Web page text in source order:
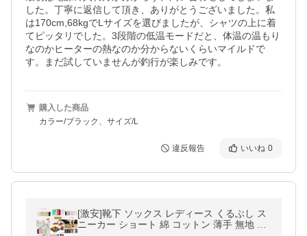
した。丁寧に返信して頂き、ありがとうございました。私
は170cm,68kgでLサイズを選びましたが、シャツの上に着
てピッタリでした。3段階の低温モードだと、体温の温もり
なのかヒーターの熱なのか分からないくらいマイルドで
す。まだ試していませんが釣行が楽しみです。
購入した商品
カラー/ブラック、サイズ/L
違反報告 いいね 0
[激安]靴下 ソックス レディース くるぶし ス
ニーカー ショート 綿 コットン 薄手 無地 送